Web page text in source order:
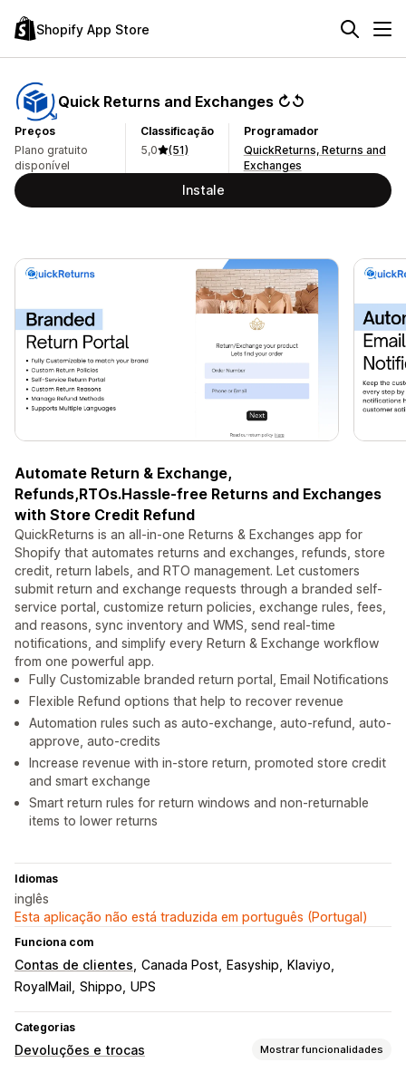
Shopify App Store
Quick Returns and Exchanges ↻↺
Preços
Plano gratuito
disponível
Classificação
5,0
(51)
Programador
QuickReturns, Returns and
Exchanges
Instale
Automate Return & Exchange,
Refunds,RTOs.Hassle-free Returns and Exchanges
with Store Credit Refund
QuickReturns is an all-in-one Returns & Exchanges app for
Shopify that automates returns and exchanges, refunds, store
credit, return labels, and RTO management. Let customers
submit return and exchange requests through a branded self-
service portal, customize return policies, exchange rules, fees,
and reasons, sync inventory and WMS, send real-time
notifications, and simplify every Return & Exchange workflow
from one powerful app.
Fully Customizable branded return portal, Email Notifications
Flexible Refund options that help to recover revenue
Automation rules such as auto-exchange, auto-refund, auto-
approve, auto-credits
Increase revenue with in-store return, promoted store credit
and smart exchange
Smart return rules for return windows and non-returnable
items to lower returns
Idiomas
inglês
Esta aplicação não está traduzida em português (Portugal)
Funciona com
Contas de clientes Canada Post Easyship
Klaviyo
RoyalMail
Shippo UPS
Categorias
Devoluções e trocas Mostrar funcionalidades